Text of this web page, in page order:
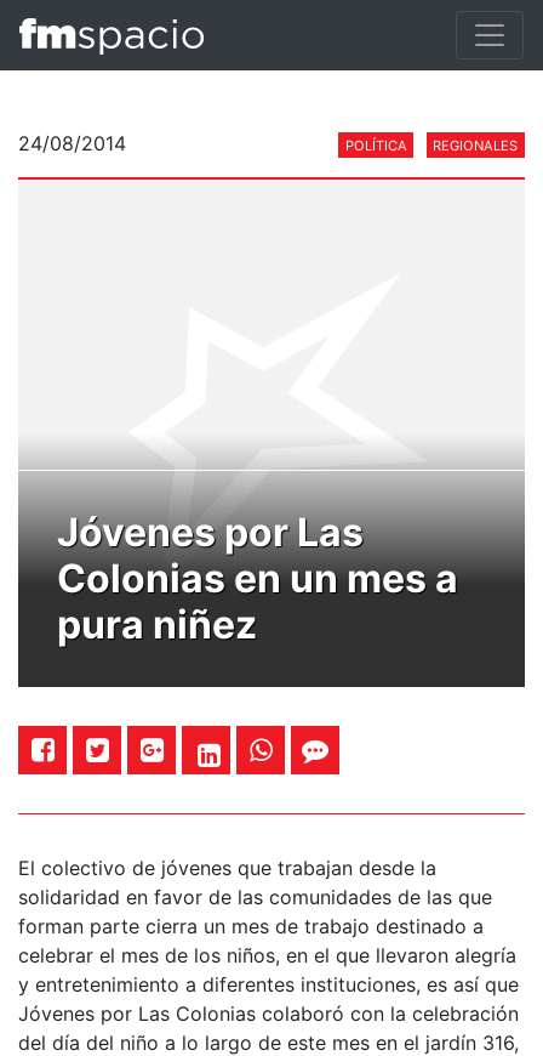
24/08/2014 POLÍTICA REGIONALES
Jóvenes por Las
Colonias en un mes a
pura niñez
El colectivo de jóvenes que trabajan desde la
solidaridad en favor de las comunidades de las que
forman parte cierra un mes de trabajo destinado a
celebrar el mes de los niños, en el que llevaron alegría
y entretenimiento a diferentes instituciones, es así que
Jóvenes por Las Colonias colaboró con la celebración
del día del niño a lo largo de este mes en el jardín 316,